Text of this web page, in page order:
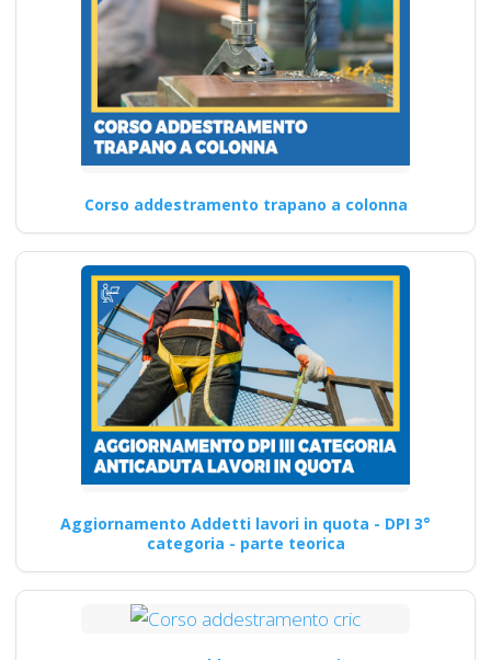
Corso addestramento trapano a colonna
Aggiornamento Addetti lavori in quota - DPI 3°
categoria - parte teorica